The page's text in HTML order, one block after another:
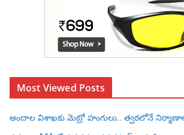
Most Viewed Posts
అందాల విశాఖకు మెట్రో హంగులు.. త్వరలోనే